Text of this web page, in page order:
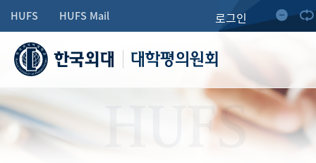
HUFS HUFS Mail 로그인
대학평의원회
HUFS